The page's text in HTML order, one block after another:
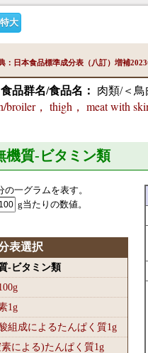
特大
典：日本食品標準成分表（八訂）増補
食品群名/食品名：
肉類/＜
broiler， thigh， meat with
機質-ビタミン類
の一グラムを表す。
g当たりの数値。
表選択
-ビタミン類
g
1g
組成によるたんぱく質1g
による)たんぱく質1g